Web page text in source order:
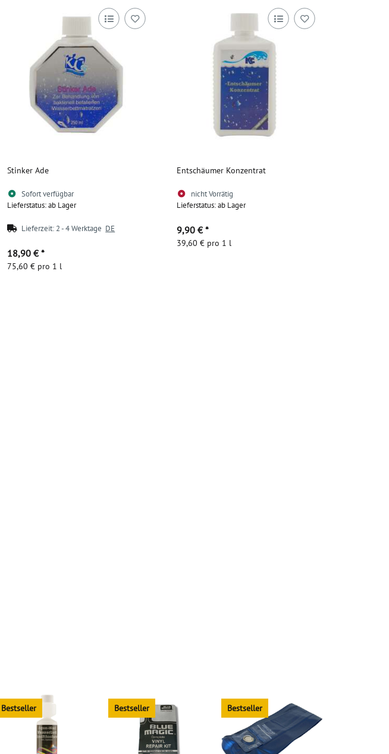
Stinker Ade
Sofort verfügbar
Lieferstatus: ab Lager
Lieferzeit: 2 - 4 Werktage DE
18,90 € *
75,60 € pro 1 l
Entschäumer Konzentrat
nicht Vorrätig
Lieferstatus: ab Lager
9,90 € *
39,60 € pro 1 l
Bestseller Bestseller Bestseller